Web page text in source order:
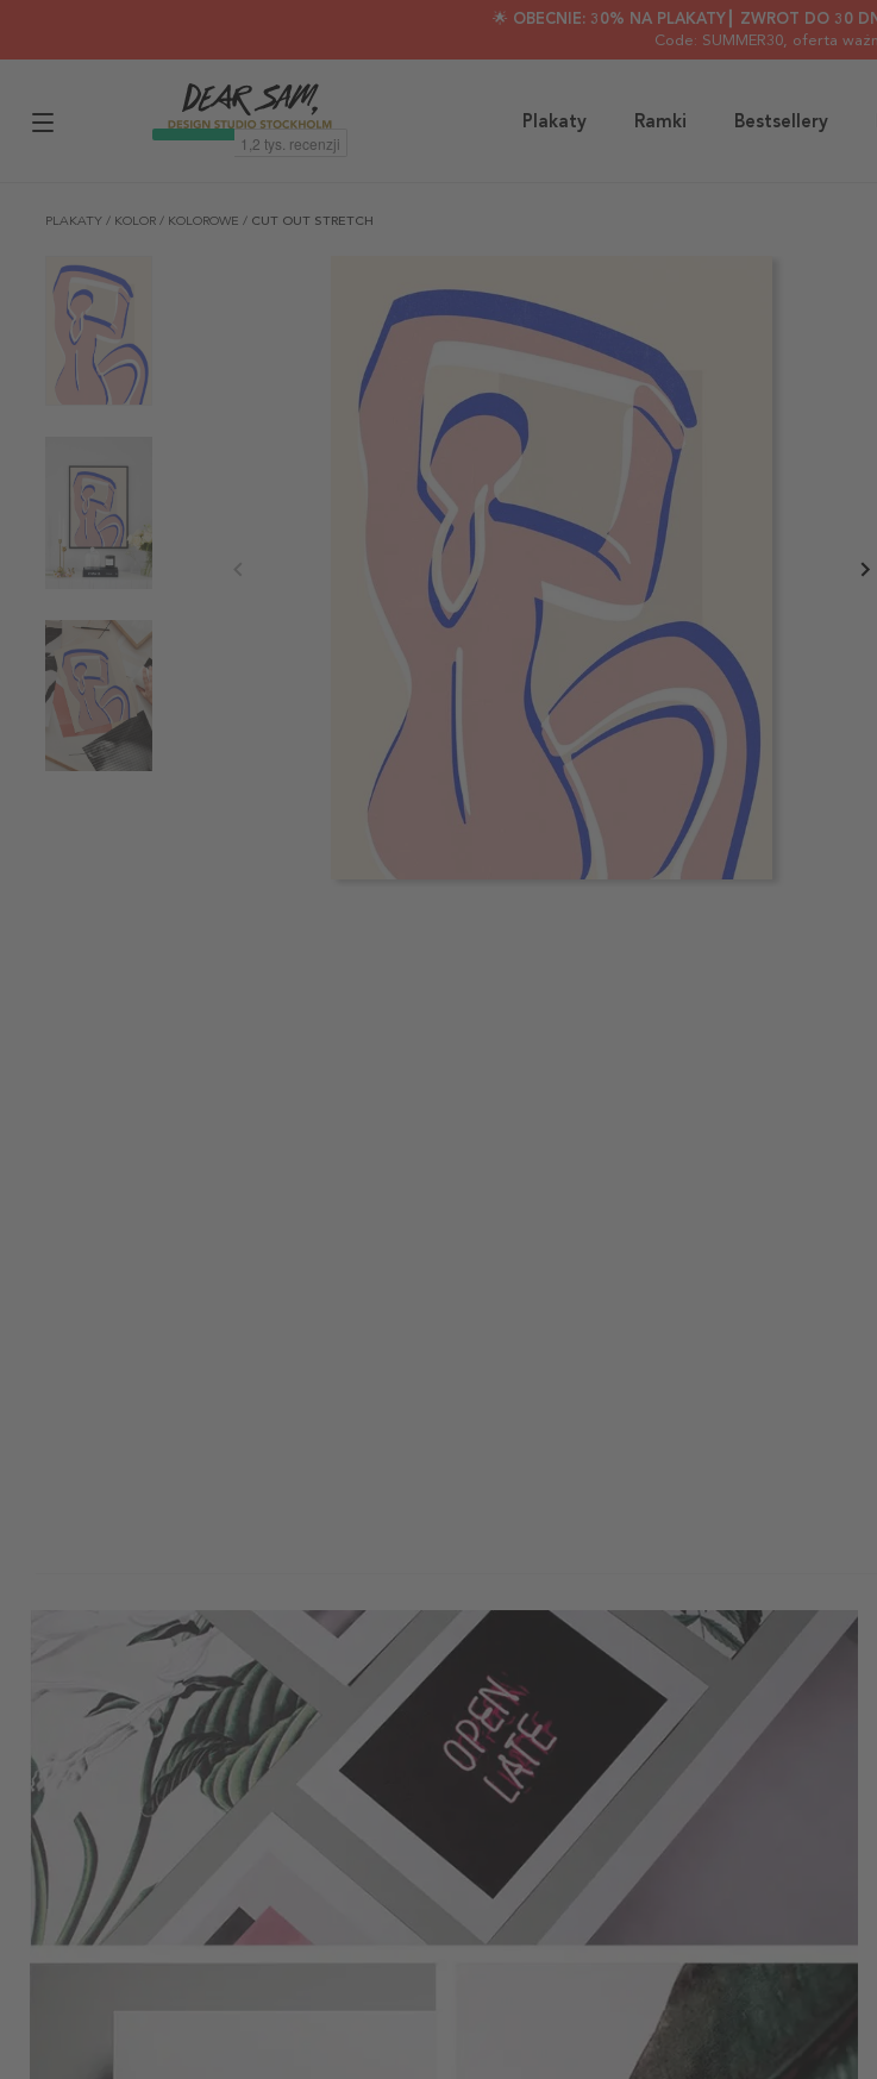
🌟 OBECNIE: 30% NA PLAKATY┃ ZWROT DO 30
Code: SUMMER30, oferta
Plakaty Ramki Bestsellery
PLAKATY / KOLOR / KOLOROWE / CUT OUT STRETCH